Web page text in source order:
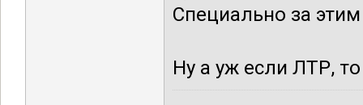
Специально за
Ну а уж если ЛТР,